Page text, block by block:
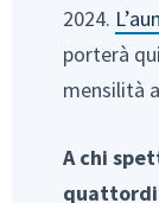
2024.
porterà
mensilità
A chi